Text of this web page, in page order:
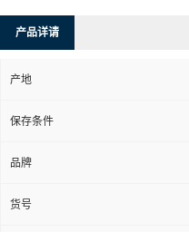
产品详请
产地
保存条件
品牌
货号